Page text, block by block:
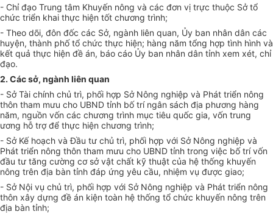
- Chỉ đạo Trung tâm Khuyến nông và các đơn vị trực thuộc Sở tổ
chức triển khai thực hiện tốt chương trình;
- Theo dõi, đôn đốc các Sở, ngành liên quan, Ủy ban nhân dân các
huyện, thành phố tổ chức thực hiện; hàng năm tổng hợp tình hình và
kết quả thực hiện đề án, báo cáo Ủy ban nhân dân tỉnh xem xét, chỉ
đạo.
2. Các sở, ngành liên quan
- Sở Tài chính chủ trì, phối hợp Sở Nông nghiệp và Phát triển nông
thôn tham mưu cho UBND tỉnh bố trí ngân sách địa phương hàng
năm, nguồn vốn các chương trình mục tiêu quốc gia, vốn trung
ương hỗ trợ để thực hiện chương trình;
- Sở Kế hoạch và Đầu tư chủ trì, phối hợp với Sở Nông nghiệp và
Phát triển nông thôn tham mưu cho UBND tỉnh trong việc bố trí vốn
đầu tư tăng cường cơ sởvật chất kỹ thuật của hệ thống khuyến
nông trên địa bàn tỉnh đáp ứng yêu cầu, nhiệm vụ được giao;
- Sở Nội vụ chủ trì, phối hợp với Sở Nông nghiệp và Phát triển nông
thôn xây dựng đề án kiện toàn hệ thống tổ chức khuyến nông trên
địa bàn tỉnh;